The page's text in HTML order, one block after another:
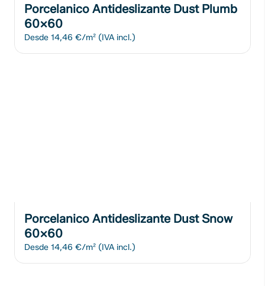
Porcelanico Antideslizante Dust Plumb
60x60
Desde 14,46 €/m² (IVA incl.)
Porcelanico Antideslizante Dust Snow
60x60
Desde 14,46 €/m² (IVA incl.)